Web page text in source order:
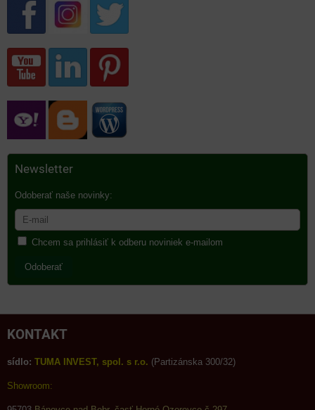
Newsletter
Odoberať naše novinky:
Chcem sa prihlásiť k odberu noviniek e-mailom
Odoberať
KONTAKT
sídlo: TUMA INVEST, spol. s r.o. (Partizánska 300/32)
Showroom: